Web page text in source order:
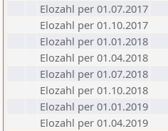
Elozahl per 01.07.2017
Elozahl per 01.10.2017
Elozahl per 01.01.2018
Elozahl per 01.04.2018
Elozahl per 01.07.2018
Elozahl per 01.10.2018
Elozahl per 01.01.2019
Elozahl per 01.04.2019